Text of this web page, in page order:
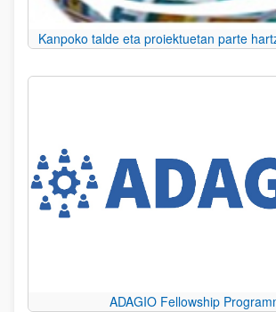
Kanpoko talde eta proiektuetan parte
ADAGIO Fellowship